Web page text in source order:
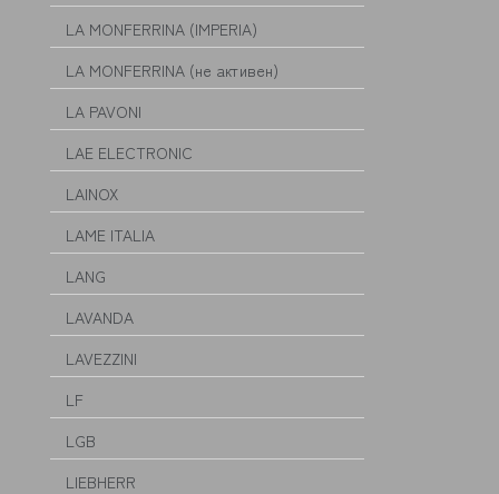
LA MONFERRINA (IMPERIA)
LA MONFERRINA (не активен)
LA PAVONI
LAE ELECTRONIC
LAINOX
LAME ITALIA
LANG
LAVANDA
LAVEZZINI
LF
LGB
LIEBHERR